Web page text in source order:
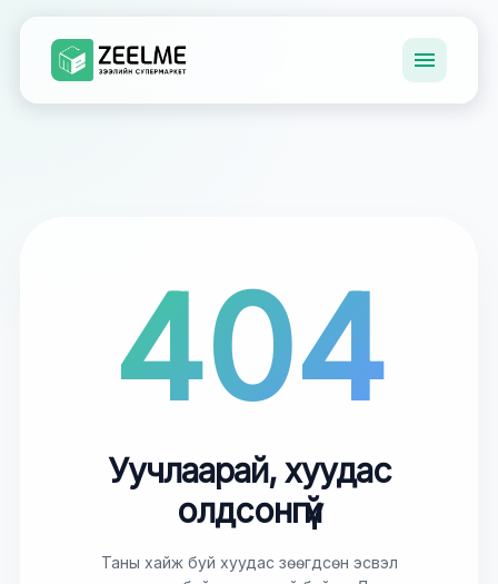
404
Уучлаарай, хуудас
олдсонгүй
Таны хайж буй хуудас зөөгдсөн эсвэл